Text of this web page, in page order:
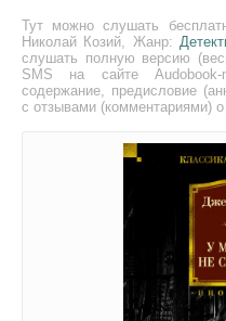
Тут можно слушать
Николай Козий, Жанр:
слушать полную версию
SMS на сайте Audobook-
содержание, предисловие
с отзывами (комментариями) о